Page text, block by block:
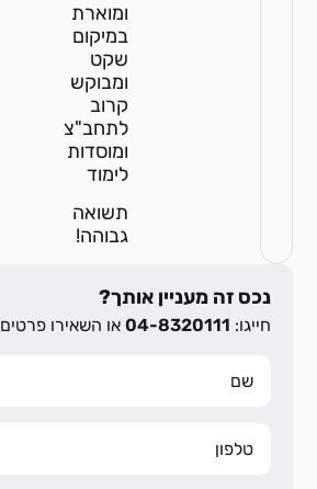
ומוארת
במיקום
שקט
ומבוקש
קרוב
לתחב"צ
ומוסדות
לימוד
תשואה
גבוהה!
נכס זה מעניין אותך?
חייגו: 04-8320111או השאירו פרטים: